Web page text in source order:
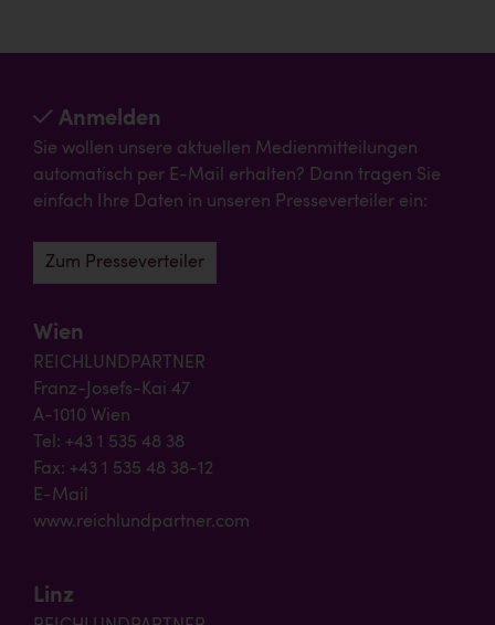
Anmelden
Sie wollen unsere aktuellen Medienmitteilungen
automatisch per E-Mail erhalten? Dann tragen Sie
einfach Ihre Daten in unseren Presseverteiler ein:
Zum Presseverteiler
Wien
REICHLUNDPARTNER
Franz-Josefs-Kai 47
A-1010 Wien
Tel: +43 1 535 48 38
Fax: +43 1 535 48 38-12
E-Mail
www.reichlundpartner.com
Linz